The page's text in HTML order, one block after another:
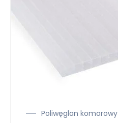
Poliwęglan komorowy